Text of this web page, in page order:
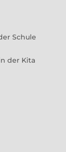
Schule
der Kita